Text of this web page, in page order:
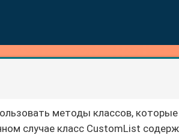
методы классов, которые
случае класс CustomList